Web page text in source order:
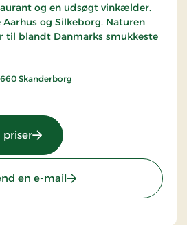
og en udsøgt vinkælder.
og Silkeborg. Naturen
til blandt Danmarks smukkeste
Skanderborg
priser: Nørre Vissing Kro, Classic
en e-mail